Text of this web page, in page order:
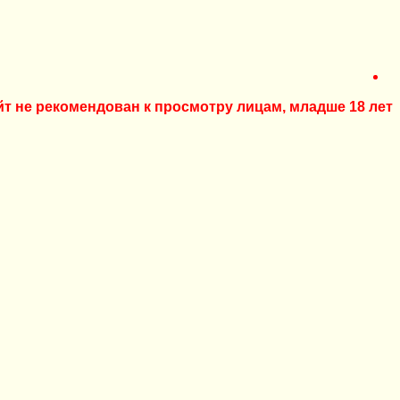
не рекомендован к просмотру лицам, младше 18 лет